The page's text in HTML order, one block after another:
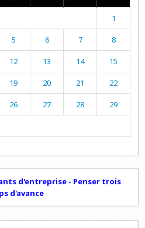
1
5 6 7 8
12 13 14 15
19 20 21 22
26 27 28 29
d'entreprise - Penser trois
d'avance